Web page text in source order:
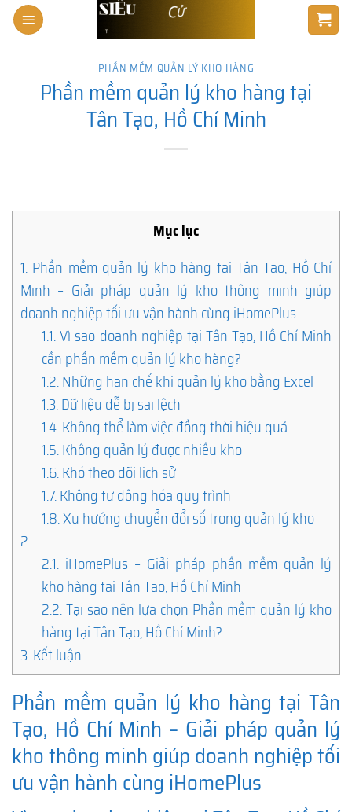
Skip
PHẦN MỀM QUẢN LÝ KHO HÀNG
Phần mềm quản lý kho hàng tại
Tân Tạo, Hồ Chí Minh
Mục lục
1. Phần mềm quản lý kho hàng tại Tân Tạo, Hồ Chí
Minh – Giải pháp quản lý kho thông minh giúp
doanh nghiệp tối ưu vận hành cùng iHomePlus
1.1.Vì sao doanh nghiệp tại Tân Tạo, Hồ Chí Minh
cần phần mềm quản lý kho hàng?
1.2.Những hạn chế khi quản lý kho bằng Excel
1.3.Dữ liệu dễ bị sai lệch
1.4.Không thể làm việc đồng thời hiệu quả
1.5.Không quản lý được nhiều kho
1.6.Khó theo dõi lịch sử
1.7.Không tự động hóa quy trình
1.8.Xu hướng chuyển đổi số trong quản lý kho
2.
2.1. iHomePlus – Giải pháp phần mềm quản lý
kho hàng tại Tân Tạo, Hồ Chí Minh
2.2.Tại sao nên lựa chọn Phần mềm quản lý kho
hàng tại Tân Tạo, Hồ Chí Minh?
3.Kết luận
Phần mềm quản lý kho hàng tại Tân
Tạo, Hồ Chí Minh – Giải pháp quản lý
kho thông minh giúp doanh nghiệp tối
ưu vận hành cùng iHomePlus